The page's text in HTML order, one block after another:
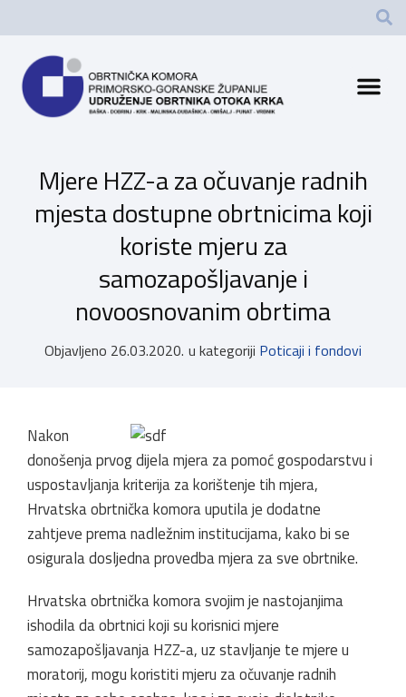
Mjere HZZ-a za očuvanje radnih
mjesta dostupne obrtnicima koji
koriste mjeru za
samozapošljavanje i
novoosnovanim obrtima
Objavljeno 26.03.2020. u kategoriji Poticaji i fondovi
Nakon
donošenja prvog dijela mjera za pomoć gospodarstvu i
uspostavljanja kriterija za korištenje tih mjera,
Hrvatska obrtnička komora uputila je dodatne
zahtjeve prema nadležnim institucijama, kako bi se
osigurala dosljedna provedba mjera za sve obrtnike.
Hrvatska obrtnička komora svojim je nastojanjima
ishodila da obrtnici koji su korisnici mjere
samozapošljavanja HZZ-a, uz stavljanje te mjere u
moratorij, mogu koristiti mjeru za očuvanje radnih